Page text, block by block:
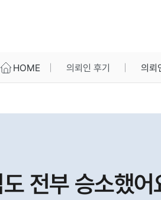
HOME 의뢰인 후기 의뢰
전부 승소했어